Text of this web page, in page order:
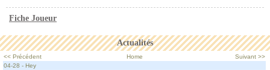
Actualités
<< Précédent Home
Suivant >>
04-28 - Hey
Fiche Joueur